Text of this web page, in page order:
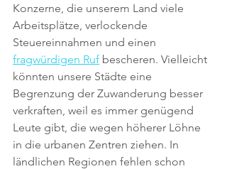
Konzerne, die unserem Land viele
Arbeitsplätze, verlockende
Steuereinnahmen und einen
fragwürdigen Ruf bescheren. Vielleicht
könnten unsere Städte eine
Begrenzung der Zuwanderung besser
verkraften, weil es immer genügend
Leute gibt, die wegen höherer Löhne
in die urbanen Zentren ziehen. In
ländlichen Regionen fehlen schon